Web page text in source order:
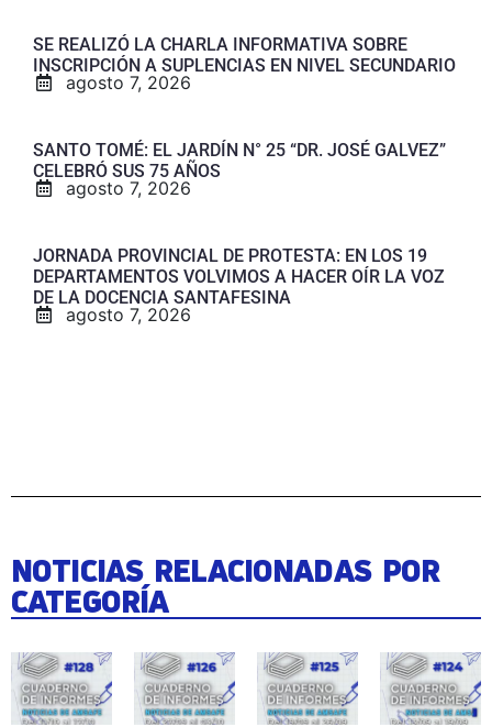
SE REALIZÓ LA CHARLA INFORMATIVA SOBRE
INSCRIPCIÓN A SUPLENCIAS EN NIVEL SECUNDARIO
agosto 7, 2026
SANTO TOMÉ: EL JARDÍN N° 25 “DR. JOSÉ GALVEZ”
CELEBRÓ SUS 75 AÑOS
agosto 7, 2026
JORNADA PROVINCIAL DE PROTESTA: EN LOS 19
DEPARTAMENTOS VOLVIMOS A HACER OÍR LA VOZ
DE LA DOCENCIA SANTAFESINA
agosto 7, 2026
NOTICIAS RELACIONADAS POR
CATEGORÍA